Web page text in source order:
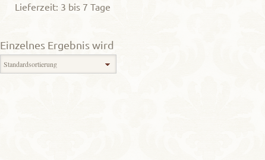
Lieferzeit: 3 bis 7 Tage
Einzelnes Ergebnis wird
angezeigt